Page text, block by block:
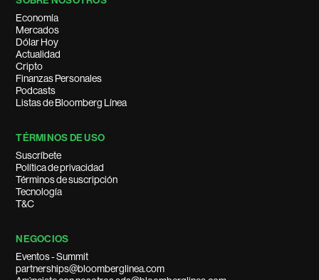
Economía
Mercados
Dólar Hoy
Actualidad
Cripto
Finanzas Personales
Podcasts
Listas de Bloomberg Línea
TÉRMINOS DE USO
Suscríbete
Política de privacidad
Términos de suscripción
Tecnología
T&C
NEGOCIOS
Eventos - Summit
partnerships@bloomberglinea.com